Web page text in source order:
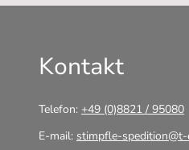
Kontakt
Telefon: +49 (0)8821 / 95080
E-mail: stimpfle-